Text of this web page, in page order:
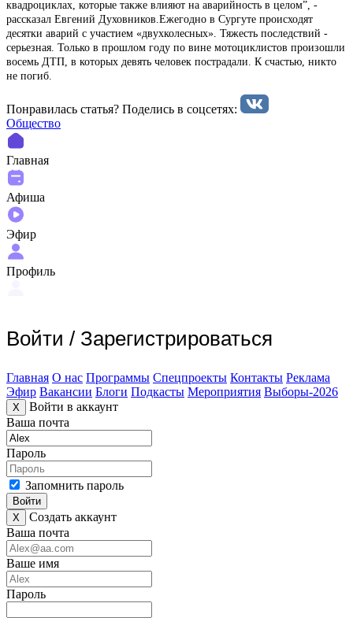
квадроциклах, которые также влияют на аварийность в целом”, -
рассказал Евгений Духовников.Ежегодно в Сургуте происходят
десятки аварий с участием «двухколесных». Тяжесть последствий -
серьезная. Только в прошлом году по вине мотоциклистов произошли
восемь ДТП, в которых девять человек пострадали. К счастью, никто
не погиб.
Понравилась статья? Поделиcь в соцсетях:
Общество
Главная
Афиша
Эфир
Профиль
Войти / Зарегистрироваться
Главная О нас Программы Спецпроекты Контакты Реклама
Эфир Вакансии Блоги Подкасты Мероприятия Выборы-2026
X
Войти в аккаунт
Ваша почта
Пароль
Запомнить пароль
Войти
X
Создать аккаунт
Ваша почта
Ваше имя
Пароль